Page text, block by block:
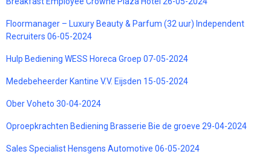
Floormanager – Luxury Beauty & Parfum (32 uur) Independent
Recruiters 06-05-2024
Hulp Bediening WESS Horeca Groep 07-05-2024
Medebeheerder Kantine V.V. Eijsden 15-05-2024
Ober Voheto 30-04-2024
Oproepkrachten Bediening Brasserie Bie de groeve 29-04-2024
Sales Specialist Hensgens Automotive 06-05-2024